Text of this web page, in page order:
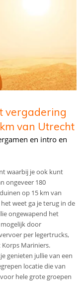
vergadering
van Utrecht
en intro en
waarbij je ook kunt
ongeveer 180
op 15 km van
weet ga je terug in de
ongewapend het
door
per legertrucks,
Mariniers.
genieten jullie van een
locatie die van
hele grote groepen